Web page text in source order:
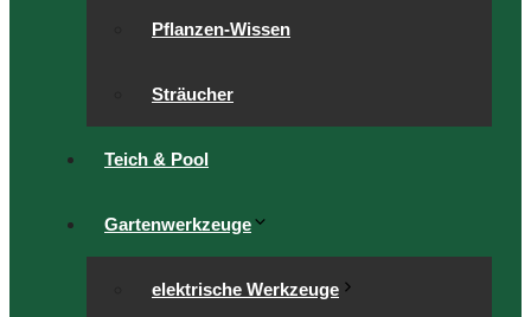
Pflanzen-Wissen
Sträucher
Teich & Pool
Gartenwerkzeuge
elektrische Werkzeuge